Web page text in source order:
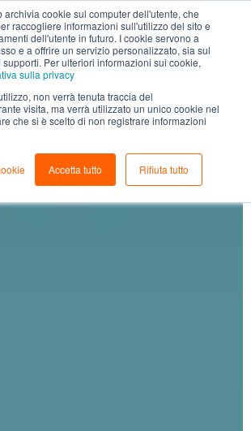
archivia cookie sul computer dell'utente, che
raccogliere informazioni sull'utilizzo del sito e
dell'utente in futuro. I cookie servono a
e a offrire un servizio personalizzato, sia sul
Per ulteriori informazioni sui cookie,
sulla privacy
non verrà tenuta traccia del
visita, ma verrà utilizzato un unico cookie nel
che si è scelto di non registrare informazioni
Accetta tutto Rifiuta tutto